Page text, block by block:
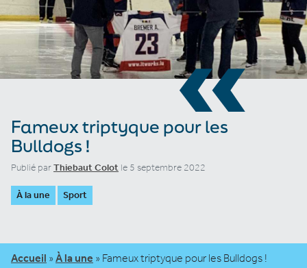
«
Fameux triptyque pour les
Bulldogs !
Publié parThiebaut Colot le 5 septembre 2022
À la une Sport
Accueil » À la une » Fameux triptyque pour les Bulldogs !